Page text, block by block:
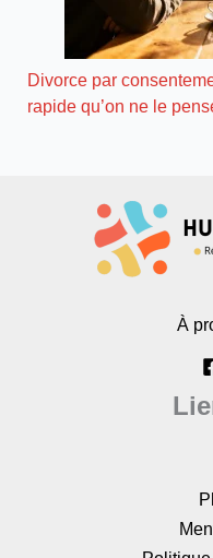
Divorce par
rapide qu’on ne le
À